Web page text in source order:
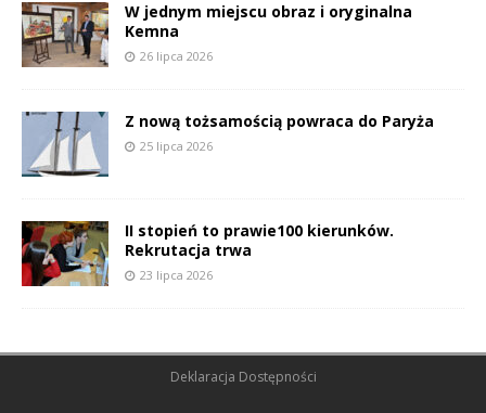
W jednym miejscu obraz i oryginalna
Kemna
26 lipca 2026
Z nową tożsamością powraca do Paryża
25 lipca 2026
II stopień to prawie100 kierunków.
Rekrutacja trwa
23 lipca 2026
Deklaracja Dostępności